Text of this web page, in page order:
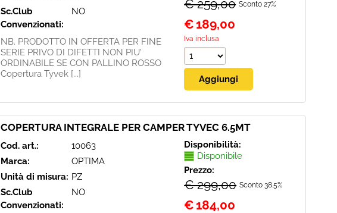
Sc.Club
Convenzionati:
NO
NB. PRODOTTO IN OFFERTA PER FINE
SERIE PRIVO DI DIFETTI NON PIU'
ORDINABILE SE CON PALLINO ROSSO
Copertura Tyvek [...]
€ 259,00 Sconto 27%
€ 189,00
Iva inclusa
COPERTURA INTEGRALE PER CAMPER TYVEC 6.5MT
Cod. art.:
10063
Marca:
OPTIMA
Unità di misura: PZ
Sc.Club
Convenzionati:
NO
Disponibilità:
Disponibile
Prezzo:
€ 299,00 Sconto 38.5%
€ 184,00